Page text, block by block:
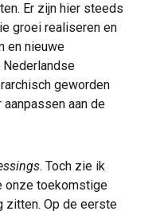
Er zijn hier steeds
groei realiseren en
en nieuwe
geworden
aan de
. Toch zie ik
onze toekomstige
zitten. Op de eerste